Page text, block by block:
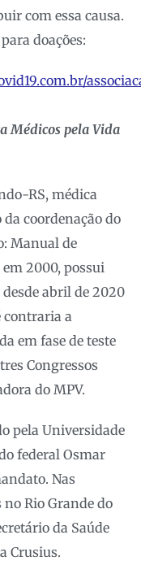
com essa causa.
doações:
Médicos pela Vida
RS, médica
coordenação do
Manual de
2000, possui
abril de 2020
contraria a
em fase de teste
Congressos
do MPV.
pela Universidade
federal Osmar
Nas
no Rio Grande do
da Saúde
Crusius.